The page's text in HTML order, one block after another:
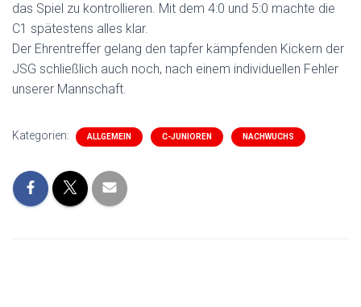
das Spiel zu kontrollieren. Mit dem 4:0 und 5:0 machte die
C1 spätestens alles klar.
Der Ehrentreffer gelang den tapfer kämpfenden Kickern der
JSG schließlich auch noch, nach einem individuellen Fehler
unserer Mannschaft.
Kategorien: ALLGEMEIN C-JUNIOREN NACHWUCHS